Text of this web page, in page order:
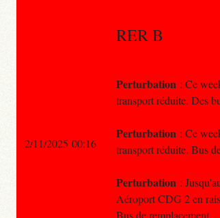
RER B
Perturbation : Ce
transport réduite. Des
Perturbation : Ce
transport réduite. Bus
Perturbation :
Aéroport CDG 2 en
Bus de remplacement.
2/11/2025 00:16